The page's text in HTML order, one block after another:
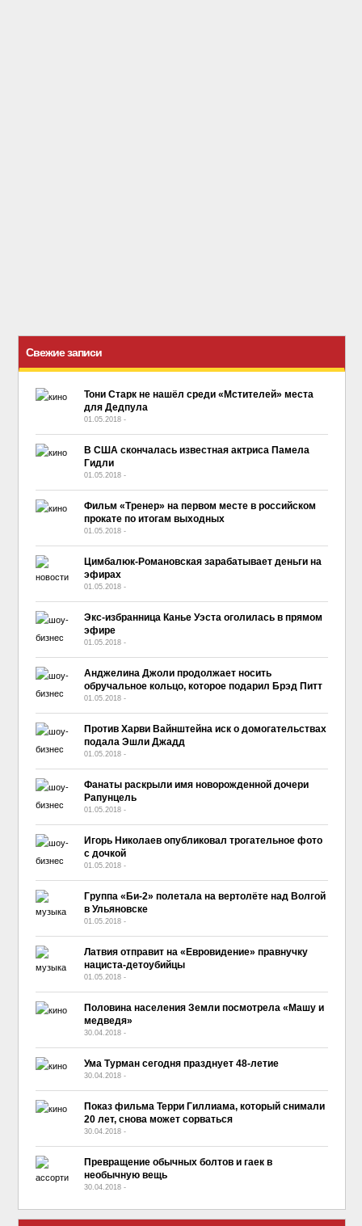
Свежие записи
Тони Старк не нашёл среди «Мстителей» места
для Дедпула
01.05.2018 -
В США скончалась известная актриса Памела
Гидли
01.05.2018 -
Фильм «Тренер» на первом месте в российском
прокате по итогам выходных
01.05.2018 -
Цимбалюк-Романовская зарабатывает деньги на
эфирах
01.05.2018 -
Экс-избранница Канье Уэста оголилась в прямом
эфире
01.05.2018 -
Анджелина Джоли продолжает носить
обручальное кольцо, которое подарил Брэд Питт
01.05.2018 -
Против Харви Вайнштейна иск о домогательствах
подала Эшли Джадд
01.05.2018 -
Фанаты раскрыли имя новорожденной дочери
Рапунцель
01.05.2018 -
Игорь Николаев опубликовал трогательное фото
с дочкой
01.05.2018 -
Группа «Би-2» полетала на вертолёте над Волгой
в Ульяновске
01.05.2018 -
Латвия отправит на «Евровидение» правнучку
нациста-детоубийцы
01.05.2018 -
Половина населения Земли посмотрела «Машу и
медведя»
30.04.2018 -
Ума Турман сегодня празднует 48-летие
30.04.2018 -
Показ фильма Терри Гиллиама, который снимали
20 лет, снова может сорваться
30.04.2018 -
Превращение обычных болтов и гаек в
необычную вещь
30.04.2018 -